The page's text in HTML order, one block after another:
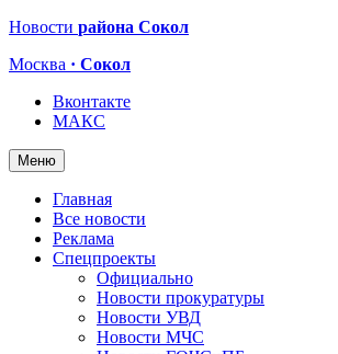
Новости района Сокол
Москва · Сокол
Вконтакте
МАКС
Меню
Главная
Все новости
Реклама
Спецпроекты
Официально
Новости прокуратуры
Новости УВД
Новости МЧС